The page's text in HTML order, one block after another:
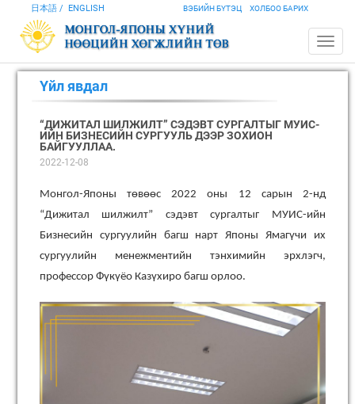
ВЭБИЙН БҮТЭЦ ХОЛБОО БАРИХ
日本語 ENGLISH
Үйл явдал
“ДИЖИТАЛ ШИЛЖИЛТ” СЭДЭВТ СУРГАЛТЫГ МУИС-
ИЙН БИЗНЕСИЙН СУРГУУЛЬ ДЭЭР ЗОХИОН
БАЙГУУЛЛАА.
2022-12-08
Монгол-Японы төвөөс 2022 оны 12 сарын 2-нд
“Дижитал шилжилт” сэдэвт сургалтыг МУИС-ийн
Бизнесийн сургуулийн багш нарт Японы Ямагүчи их
сургуулийн менежментийн тэнхимийн эрхлэгч,
профессор Фүкүёо Казүхиро багш орлоо.